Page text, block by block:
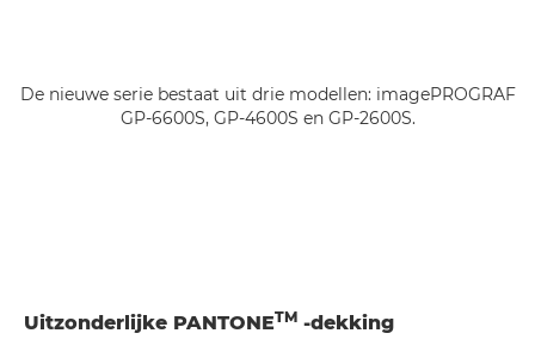
De nieuwe serie bestaat uit drie modellen: imagePROGRAF
GP-6600S, GP-4600S en GP-2600S.
Uitzonderlijke PANTONETM -dekking